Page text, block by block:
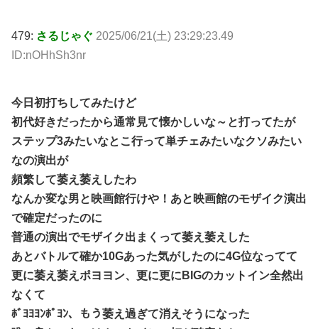
479: さるじゃぐ 2025/06/21(土) 23:29:23.49
ID:nOHhSh3nr
今日初打ちしてみたけど
初代好きだったから通常見て懐かしいな～と打ってたが
ステップ3みたいなとこ行って単チェみたいなクソみたい
なの演出が
頻繁して萎え萎えしたわ
なんか変な男と映画館行けや！あと映画館のモザイク演出
で確定だったのに
普通の演出でモザイク出まくって萎え萎えした
あとバトルて確か10Gあった気がしたのに4G位なってて
更に萎え萎えポヨヨン、更に更にBIGのカットイン全然出
なくて
ﾎﾞﾖﾖﾖﾝﾎﾟﾖﾝ、もう萎え過ぎて消えそうになった